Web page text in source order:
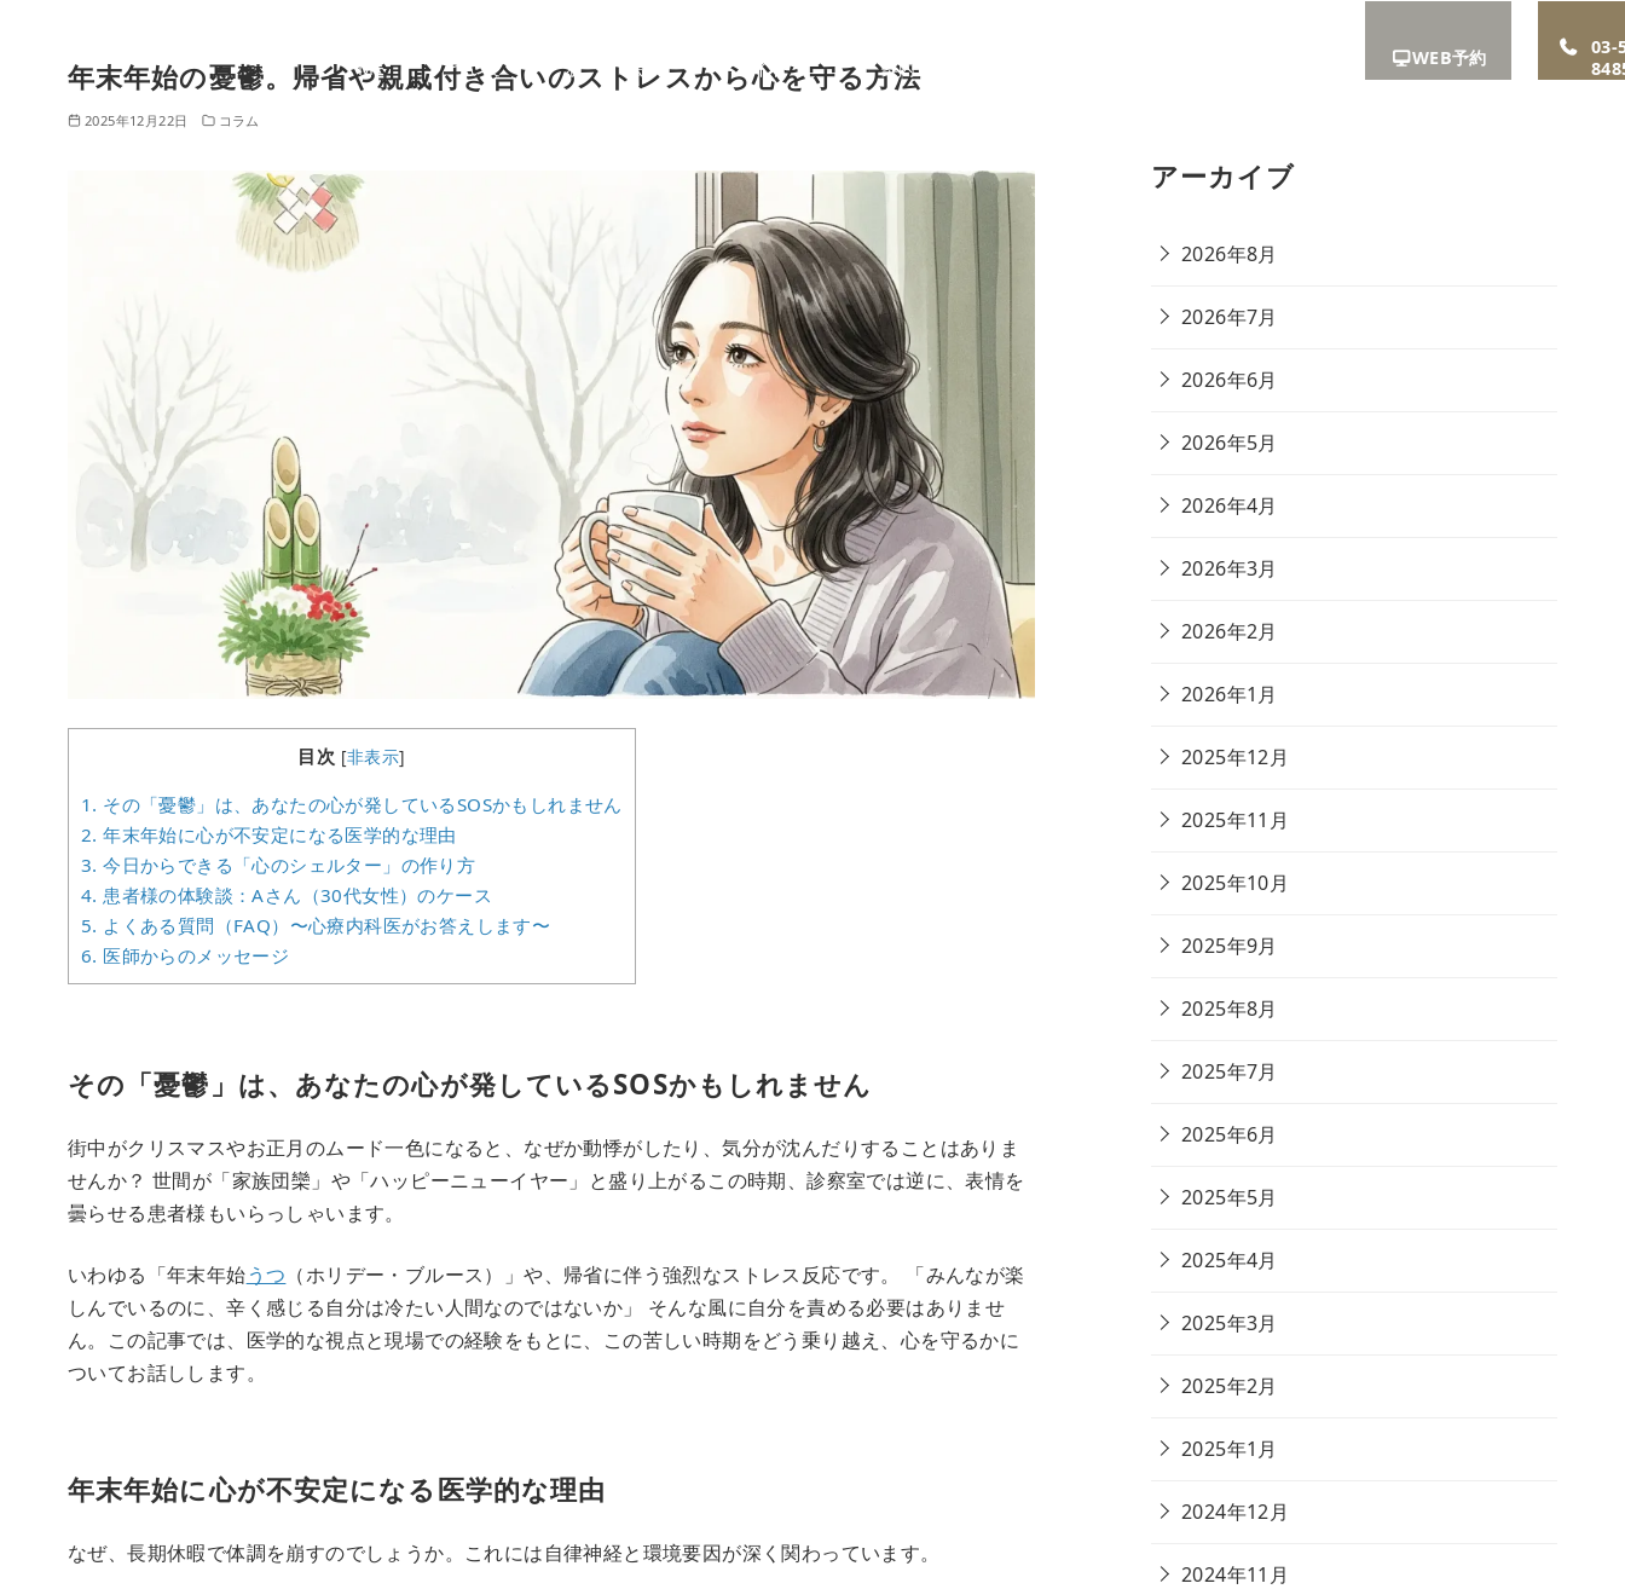
ME
ついて
状
法
ガイド
案内
WEB予約
03-
年末年始の憂鬱。帰省や親戚付き合いのストレスから心を守る方法
2025年12月22日 コラム
目次 [非表示]
1. その「憂鬱」は、あなたの心が発しているSOSかもしれません
2. 年末年始に心が不安定になる医学的な理由
3. 今日からできる「心のシェルター」の作り方
4. 患者様の体験談：Aさん（30代女性）のケース
5. よくある質問（FAQ）〜心療内科医がお答えします〜
6. 医師からのメッセージ
その「憂鬱」は、あなたの心が発しているSOSかもしれません
街中がクリスマスやお正月のムード一色になると、なぜか動悸がしたり、気分が沈んだりすることはありま
せんか？ 世間が「家族団欒」や「ハッピーニューイヤー」と盛り上がるこの時期、診察室では逆に、表情を
曇らせる患者様もいらっしゃいます。
いわゆる「年末年始うつ （ホリデー・ブルース）」や、帰省に伴う強烈なストレス反応です。 「みんなが楽
しんでいるのに、辛く感じる自分は冷たい人間なのではないか」 そんな風に自分を責める必要はありませ
ん。この記事では、医学的な視点と現場での経験をもとに、この苦しい時期をどう乗り越え、心を守るかに
ついてお話しします。
年末年始に心が不安定になる医学的な理由
なぜ、長期休暇で体調を崩すのでしょうか。これには自律神経と環境要因が深く関わっています。
アーカイブ
2026年8月
2026年7月
2026年6月
2026年5月
2026年4月
2026年3月
2026年2月
2026年1月
2025年12月
2025年11月
2025年10月
2025年9月
2025年8月
2025年7月
2025年6月
2025年5月
2025年4月
2025年3月
2025年2月
2025年1月
2024年12月
2024年11月